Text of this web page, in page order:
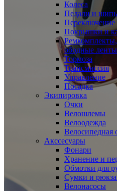
Колеса
Педали и
Переключение
Покрышки и
ободные ленты
Тормоза
Трансмиссия
Управление
Посадка
Экипировка
Очки
Велошлемы
Велоодежда
Велосипедная
Акссесуары
Фонари
Хранение и
Обмотки для
Сумки и
Велонасосы